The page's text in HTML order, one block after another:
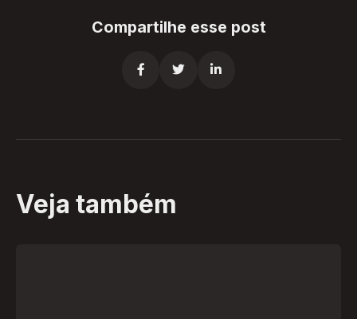
Compartilhe esse post
  
Veja também